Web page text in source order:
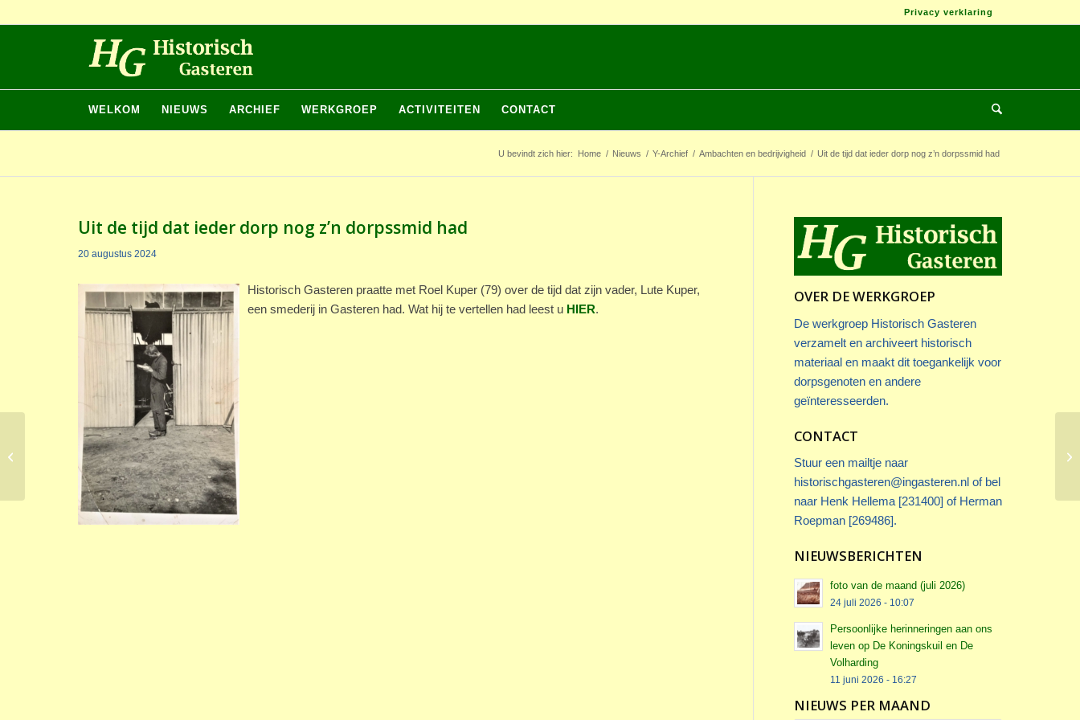
Privacy verklaring
WELKOM NIEUWS ARCHIEF WERKGROEP ACTIVITEITEN CONTACT
U bevindt zich hier: Home / Nieuws / Y-Archief / Ambachten en bedrijvigheid / Uit de tijd dat ieder dorp nog z’n dorpssmid had
Uit de tijd dat ieder dorp nog z’n dorpssmid had
20 augustus 2024
Historisch Gasteren praatte met Roel Kuper (79) over de tijd dat zijn vader, Lute Kuper,
een smederij in Gasteren had. Wat hij te vertellen had leest u HIER.
OVER DE WERKGROEP
De werkgroep Historisch Gasteren
verzamelt en archiveert historisch
materiaal en maakt dit toegankelijk voor
dorpsgenoten en andere
geïnteresseerden.
CONTACT
Stuur een mailtje naar
historischgasteren@ingasteren.nlof bel
naar Henk Hellema [231400] of Herman
Roepman [269486].
NIEUWSBERICHTEN
foto van de maand (juli 2026)
24 juli 2026 - 10:07
Persoonlijke herinneringen aan ons
leven op De Koningskuil en De
Volharding
11 juni 2026 - 16:27
NIEUWS PER MAAND
Foto van de maand (juli